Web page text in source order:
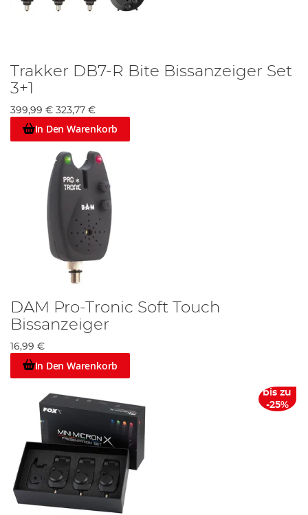
Trakker DB7-R Bite Bissanzeiger Set
3+1
399,99 € 323,77 €
In Den Warenkorb
DAM Pro-Tronic Soft Touch
Bissanzeiger
16,99 €
In Den Warenkorb
bis zu
-25%